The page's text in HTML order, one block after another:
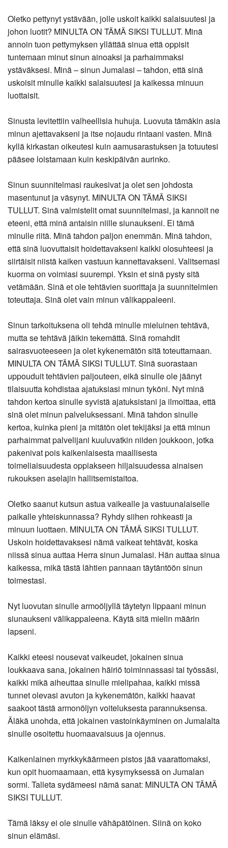
Oletko pettynyt ystävään, jolle uskoit kaikki salaisuutesi ja
johon luotit? MINULTA ON TÄMÄ SIKSI TULLUT. Minä
annoin tuon pettymyksen yllättää sinua että oppisit
tuntemaan minut sinun ainoaksi ja parhaimmaksi
ystäväksesi. Minä – sinun Jumalasi – tahdon, että sinä
uskoisit minulle kaikki salaisuutesi ja kaikessa minuun
luottaisit.
Sinusta levitettiin valheellisia huhuja. Luovuta tämäkin asia
minun ajettavakseni ja itse nojaudu rintaani vasten. Minä
kyllä kirkastan oikeutesi kuin aamusarastuksen ja totuutesi
pääsee loistamaan kuin keskipäivän aurinko.
Sinun suunnitelmasi raukesivat ja olet sen johdosta
masentunut ja väsynyt. MINULTA ON TÄMÄ SIKSI
TULLUT. Sinä valmistelit omat suunnitelmasi, ja kannoit ne
eteeni, että minä antaisin niille siunaukseni. Ei tämä
minulle riitä. Minä tahdon paljon enemmän. Minä tahdon,
että sinä luovuttaisit hoidettavakseni kaikki olosuhteesi ja
siirtäisit niistä kaiken vastuun kannettavakseni. Valitsemasi
kuorma on voimiasi suurempi. Yksin et sinä pysty sitä
vetämään. Sinä et ole tehtävien suorittaja ja suunnitelmien
toteuttaja. Sinä olet vain minun välikappaleeni.
Sinun tarkoituksena oli tehdä minulle mieluinen tehtävä,
mutta se tehtävä jäikin tekemättä. Sinä romahdit
sairasvuoteeseen ja olet kykenemätön sitä toteuttamaan.
MINULTA ON TÄMÄ SIKSI TULLUT. Sinä suorastaan
uppouduit tehtävien paljouteen, eikä sinulle ole jäänyt
tilaisuutta kohdistaa ajatuksiasi minun tyköni. Nyt minä
tahdon kertoa sinulle syvistä ajatuksistani ja ilmoittaa, että
sinä olet minun palveluksessani. Minä tahdon sinulle
kertoa, kuinka pieni ja mitätön olet tekijäksi ja että minun
parhaimmat palvelijani kuuluvatkin niiden joukkoon, jotka
pakenivat pois kaikenlaisesta maallisesta
toimeliaisuudesta oppiakseen hiljaisuudessa ainaisen
rukouksen aselajin hallitsemistaitoa.
Oletko saanut kutsun astua vaikealle ja vastuunalaiselle
paikalle yhteiskunnassa? Ryhdy siihen rohkeasti ja
minuun luottaen. MINULTA ON TÄMÄ SIKSI TULLUT.
Uskoin hoidettavaksesi nämä vaikeat tehtävät, koska
niissä sinua auttaa Herra sinun Jumalasi. Hän auttaa sinua
kaikessa, mikä tästä lähtien pannaan täytäntöön sinun
toimestasi.
Nyt luovutan sinulle armoöljyllä täytetyn lippaani minun
siunaukseni välikappaleena. Käytä sitä mielin määrin
lapseni.
Kaikki eteesi nousevat vaikeudet, jokainen sinua
loukkaava sana, jokainen häiriö toiminnassasi tai työssäsi,
kaikki mikä aiheuttaa sinulle mielipahaa, kaikki missä
tunnet olevasi avuton ja kykenemätön, kaikki haavat
saakoot tästä armonöljyn voiteluksesta parannuksensa.
Äläkä unohda, että jokainen vastoinkäyminen on Jumalalta
sinulle osoitettu huomaavaisuus ja ojennus.
Kaikenlainen myrkkykäärmeen pistos jää vaarattomaksi,
kun opit huomaamaan, että kysymyksessä on Jumalan
sormi. Talleta sydämeesi nämä sanat: MINULTA ON TÄMÄ
SIKSI TULLUT.
Tämä läksy ei ole sinulle vähäpätöinen. Siinä on koko
sinun elämäsi.